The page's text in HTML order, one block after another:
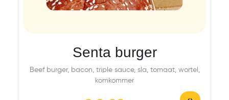
Senta burger
Beef burger, bacon, triple sauce, sla, tomaat, wortel,
komkommer